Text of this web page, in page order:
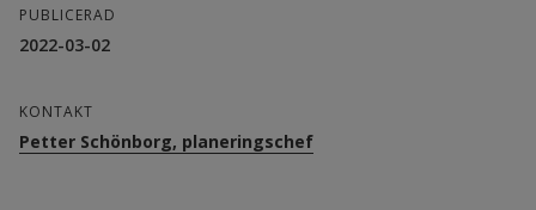
PUBLICERAD
2022-03-02
KONTAKT
Petter Schönborg, planeringschef